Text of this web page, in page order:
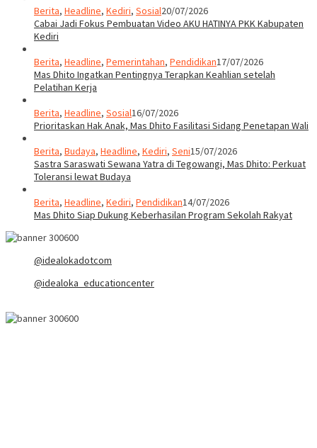
Berita, Headline, Kediri, Sosial20/07/2026
Cabai Jadi Fokus Pembuatan Video AKU HATINYA PKK Kabupaten
Kediri
Berita, Headline, Pemerintahan, Pendidikan17/07/2026
Mas Dhito Ingatkan Pentingnya Terapkan Keahlian setelah
Pelatihan Kerja
Berita, Headline, Sosial16/07/2026
Prioritaskan Hak Anak, Mas Dhito Fasilitasi Sidang Penetapan Wali
Berita, Budaya, Headline, Kediri, Seni15/07/2026
Sastra Saraswati Sewana Yatra di Tegowangi, Mas Dhito: Perkuat
Toleransi lewat Budaya
Berita, Headline, Kediri, Pendidikan14/07/2026
Mas Dhito Siap Dukung Keberhasilan Program Sekolah Rakyat
@idealokadotcom
@idealoka_educationcenter